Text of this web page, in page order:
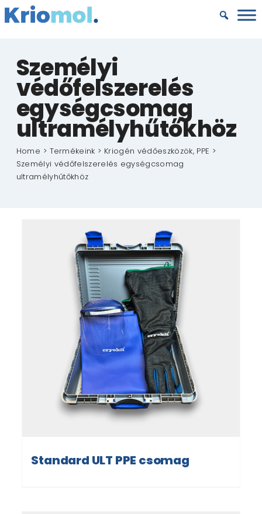
Kihagyás
Személyi
védőfelszerelés
egységcsomag
ultramélyhűtőkhöz
Home Termékeink
Kriogén védőeszközök, PPE
Személyi védőfelszerelés egységcsomag
ultramélyhűtőkhöz
Standard ULT PPE csomag